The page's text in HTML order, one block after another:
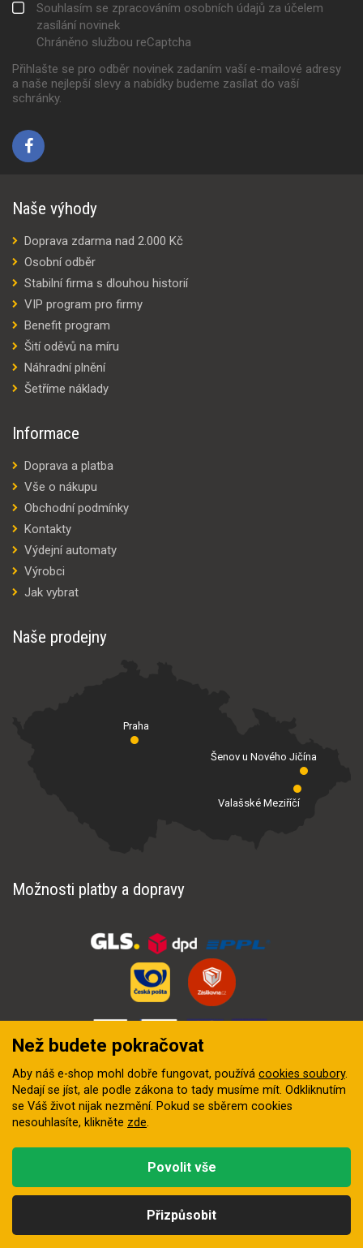
Souhlasím se zpracováním osobních údajů za účelem
zasílání novinek
Chráněno službou reCaptcha
Přihlašte se pro odběr novinek zadaním vaší e-mailové adresy
a naše nejlepší slevy a nabídky budeme zasílat do vaší
schránky.
Naše výhody
Doprava zdarma nad 2.000 Kč
Osobní odběr
Stabilní firma s dlouhou historií
VIP program pro firmy
Benefit program
Šití oděvů na míru
Náhradní plnění
Šetříme náklady
Informace
Doprava a platba
Vše o nákupu
Obchodní podmínky
Kontakty
Výdejní automaty
Výrobci
Jak vybrat
Naše prodejny
Praha
Valašské Meziříčí
Šenov u Nového Jičína
Možnosti platby a dopravy
digitální agentura FEO
Než budete pokračovat
Aby náš e-shop mohl dobře fungovat, používá cookies soubory.
Nedají se jíst, ale podle zákona to tady musíme mít. Odkliknutím
se Váš život nijak nezmění. Pokud se sběrem cookies
nesouhlasíte, klikněte zde.
Přizpůsobit
Povolit vše